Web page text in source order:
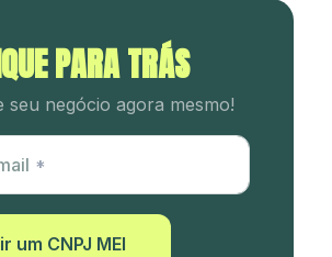
PARA TRÁS
seu negócio agora mesmo!
um CNPJ MEI